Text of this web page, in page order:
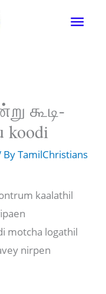
கூடி-
koodi
ByTamilChristians
kaalathil
motcha logathil
nirpen